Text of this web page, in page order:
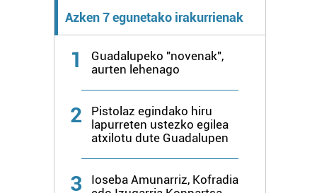
Azken 7 egunetako irakurrienak
1
Guadalupeko "novenak",
aurten lehenago
2
Pistolaz egindako hiru
lapurreten ustezko egilea
atxilotu dute Guadalupen
3
Ioseba Amunarriz, Kofradia